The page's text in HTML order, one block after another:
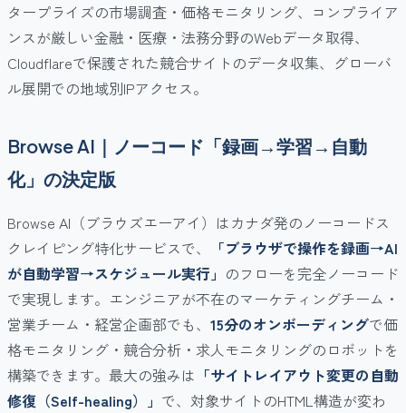
タープライズの市場調査・価格モニタリング、コンプライア
ンスが厳しい金融・医療・法務分野のWebデータ取得、
Cloudflareで保護された競合サイトのデータ収集、グローバ
ル展開での地域別IPアクセス。
Browse AI｜ノーコード「録画→学習→自動
化」の決定版
Browse AI（ブラウズエーアイ）はカナダ発のノーコードス
クレイピング特化サービスで、
「ブラウザで操作を録画→AI
が自動学習→スケジュール実行」 のフローを完全ノーコード
で実現します。エンジニアが不在のマーケティングチーム・
営業チーム・経営企画部でも、 15分のオンボーディングで価
格モニタリング・競合分析・求人モニタリングのロボットを
構築できます。最大の強みは 「サイトレイアウト変更の自動
修復（Self-healing）」 で、対象サイトのHTML構造が変わ